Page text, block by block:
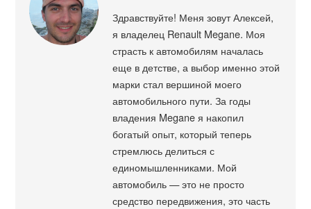
Здравствуйте! Меня зовут Алексей,
я владелец Renault Megane. Моя
страсть к автомобилям началась
еще в детстве, а выбор именно этой
марки стал вершиной моего
автомобильного пути. За годы
владения Megane я накопил
богатый опыт, который теперь
стремлюсь делиться с
единомышленниками. Мой
автомобиль — это не просто
средство передвижения, это часть